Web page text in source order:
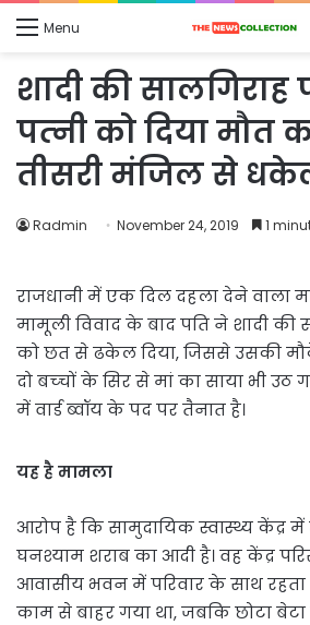
Menu
शादी की सालगिराह
पत्‍नी को दिया मौत
तीसरी मंजिल से
Radmin November 24, 2019 1
राजधानी में एक दिल दहला देने वाला
मामूली विवाद के बाद पति ने शादी की
को छत से ढकेल दिया, जिससे उसकी
दो बच्‍चों के सिर से मां का साया भी उठ
में वार्ड ब्वॉय के पद पर तैनात है।
यह है मामला
आरोप है कि सामुदायिक स्वास्थ्य केंद्र में
घनश्याम शराब का आदी है। वह केंद्र
आवासीय भवन में परिवार के साथ रहता
काम से बाहर गया था, जबकि छोटा बेटा